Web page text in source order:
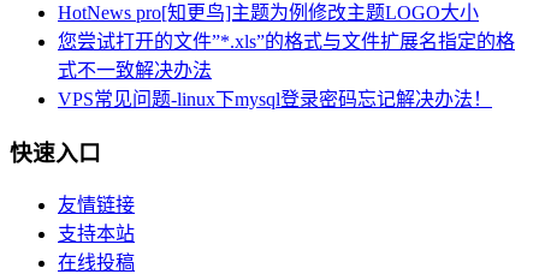
HotNews pro[知更鸟]主题为例修改主题LOGO大小
您尝试打开的文件”*.xls”的格式与文件扩展名指定的格
式不一致解决办法
VPS常见问题-linux下mysql登录密码忘记解决办法！
快速入口
友情链接
支持本站
在线投稿